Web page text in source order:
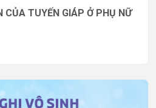
CỦA TUYẾN GIÁP Ở PHỤ NỮ